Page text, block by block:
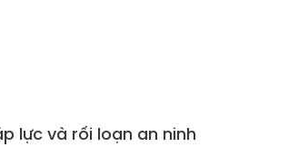
lực và rối loạn an ninh